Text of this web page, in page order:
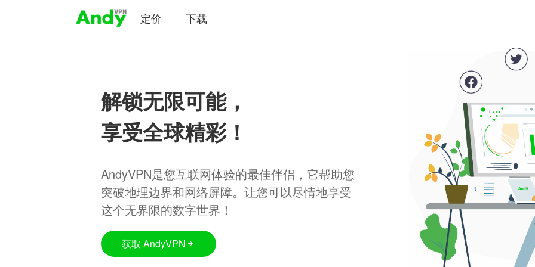
定价 下载
解锁无限可能，
享受全球精彩！
AndyVPN是您互联网体验的最佳伴侣，它帮助您
突破地理边界和网络屏障。让您可以尽情地享受
这个无界限的数字世界！
获取 AndyVPN